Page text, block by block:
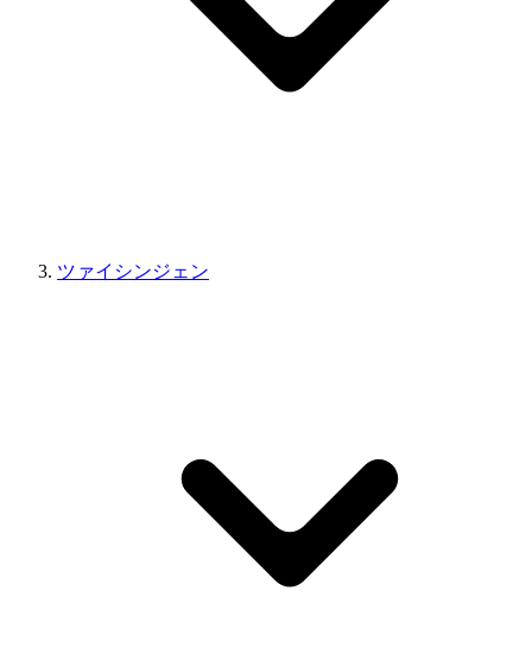
ツァイシンジェン